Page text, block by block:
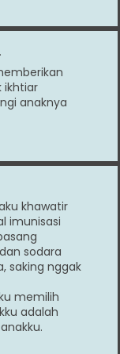
ikhtiar
anaknya
khawatir
imunisasi
sodara
saking nggak
memilih
adalah